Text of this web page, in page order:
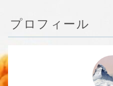
プロフィール